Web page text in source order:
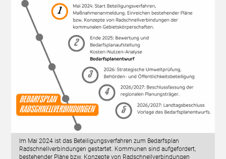
Im Mai 2024 ist das Beteiligungsverfahren zum Bedarfsplan
Radschnellverbindungen gestartet. Kommunen sind aufgefordert,
bestehender Pläne bzw. Konzepte von Radschnellverbindungen